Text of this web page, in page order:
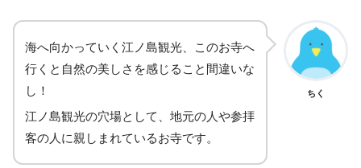
海へ向かっていく江ノ島観光、このお寺へ
行くと自然の美しさを感じること間違いな
し！
江ノ島観光の穴場として、地元の人や参拝
客の人に親しまれているお寺です。
ちく